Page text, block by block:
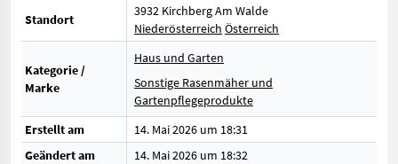
Standort
3932 Kirchberg Am Walde
Niederösterreich Österreich
Kategorie /
Marke
Haus und Garten
Sonstige Rasenmäher und
Gartenpflegeprodukte
Erstellt am
14. Mai 2026 um 18:31
Geändert am
14. Mai 2026 um 18:32